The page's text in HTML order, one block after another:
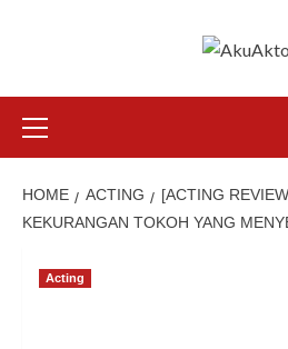
Menu
HOME ACTING
[ACTING
KEKURANGAN TOKOH YANG
Acting